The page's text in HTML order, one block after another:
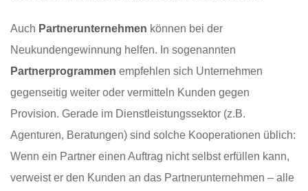
Auch Partnerunternehmen können bei der
Neukundengewinnung helfen. In sogenannten
Partnerprogrammen empfehlen sich Unternehmen
gegenseitig weiter oder vermitteln Kunden gegen
Provision. Gerade im Dienstleistungssektor (z.B.
Agenturen, Beratungen) sind solche Kooperationen üblich:
Wenn ein Partner einen Auftrag nicht selbst erfüllen kann,
verweist er den Kunden an das Partnerunternehmen – alle